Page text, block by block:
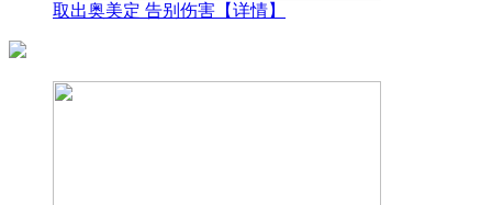
取出奥美定 告别伤害 【详情】